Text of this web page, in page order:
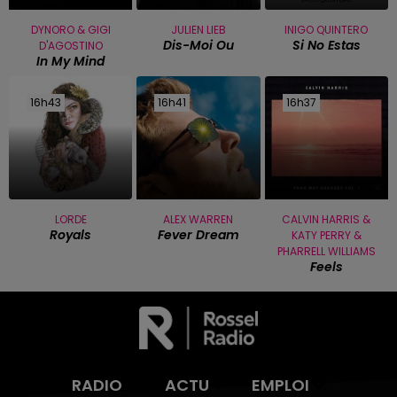
DYNORO & GIGI
D'AGOSTINO
In My Mind
JULIEN LIEB
Dis-Moi Ou
INIGO QUINTERO
Si No Estas
16h43
16h43
LORDE
Royals
16h41
16h41
ALEX WARREN
Fever Dream
16h37
16h37
CALVIN HARRIS &
KATY PERRY &
PHARRELL WILLIAMS
Feels
RADIO ACTU EMPLOI